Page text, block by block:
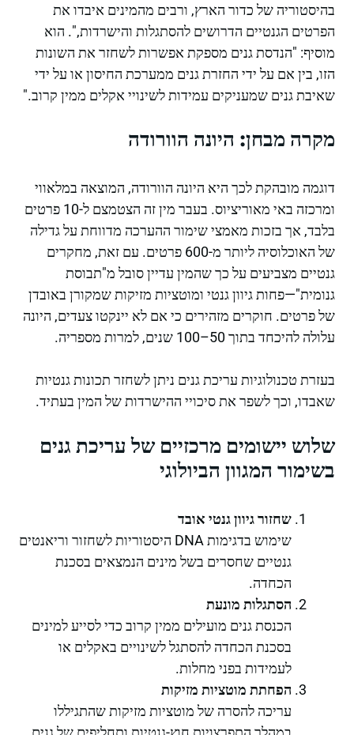
בהיסטוריה של כדור הארץ, ורבים מהמינים איבדו את
הפרטים הגנטיים הדרושים להסתגלות והישרדות,". הוא
מוסיף: "הנדסת גנים מספקת אפשרות לשחזר את השונות
הזו, בין אם על ידי החזרת גנים ממערכת החיסון או על ידי
שאיבת גנים שמעניקים עמידות לשינויי אקלים ממין קרוב."
מקרה מבחן: היונה הוורודה
דוגמה מובהקת לכך היא היונה הוורודה, המוצאה במלאווי
ומרכזה באי מאוריציוס. בעבר מין זה הצטמצם ל-10 פרטים
בלבד, אך בזכות מאמצי שימור ההערכה מדווחת על גדילה
של האוכלוסיה ליותר מ-600 פרטים. עם זאת, מחקרים
גנטיים מצביעים על כך שהמין עדיין סובל מ"תבוסת
גנומית"—פחות גיוון גנטי ומוטציות מזיקות שמקורן באובדן
של פרטים. חוקרים מזהירים כי אם לא יינקטו צעדים, היונה
עלולה להיכחד בתוך 50–100 שנים, למרות מספריה.
בעזרת טכנולוגיות עריכת גנים ניתן לשחזר תכונות גנטיות
שאבדו, וכך לשפר את סיכויי ההישרדות של המין בעתיד.
שלוש יישומים מרכזיים של עריכת גנים
בשימור המגוון הביולוגי
שחזור גיוון גנטי אובד
שימוש בדגימות DNA היסטוריות לשחזור וריאנטים
גנטיים שחסרים בשל מינים הנמצאים בסכנת
הכחדה.
הסתגלות מונעת
הכנסת גנים מועילים ממין קרוב כדי לסייע למינים
בסכנת הכחדה להסתגל לשינויים באקלים או
לעמידות בפני מחלות.
הפחתת מוטציות מזיקות
עריכה להסרה של מוטציות מזיקות שהתגיללו